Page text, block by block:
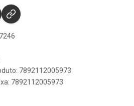
7892112005973
7892112005973